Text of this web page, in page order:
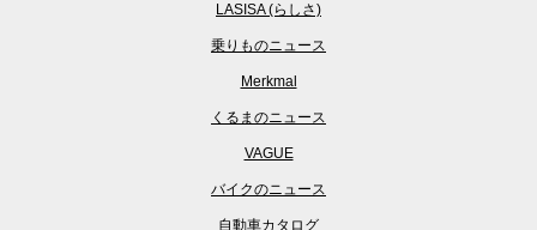
LASISA (らしさ)
乗りものニュース
Merkmal
くるまのニュース
VAGUE
バイクのニュース
自動車カタログ